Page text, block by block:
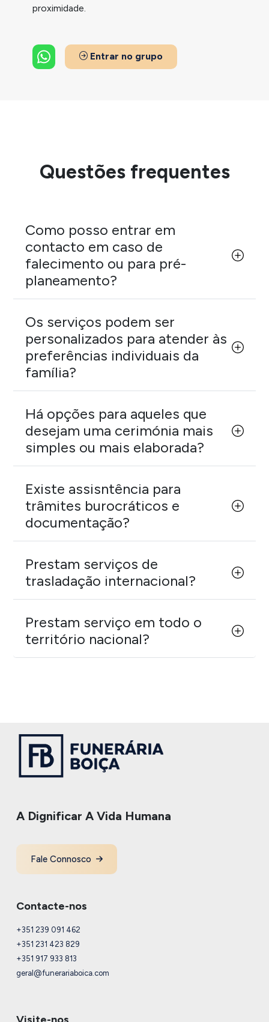
proximidade.
Entrar no grupo
Questões frequentes
Como posso entrar em
contacto em caso de
falecimento ou para pré-
planeamento?
Os serviços podem ser
personalizados para atender às
preferências individuais da
família?
Há opções para aqueles que
desejam uma cerimónia mais
simples ou mais elaborada?
Existe assisntência para
trâmites burocráticos e
documentação?
Prestam serviços de
trasladação internacional?
Prestam serviço em todo o
território nacional?
A Dignificar A Vida Humana
Fale Connosco
Contacte-nos
+351 239 091 462
+351 231 423 829
+351 917 933 813
geral@funerariaboica.com